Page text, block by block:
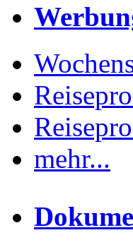
mehr...